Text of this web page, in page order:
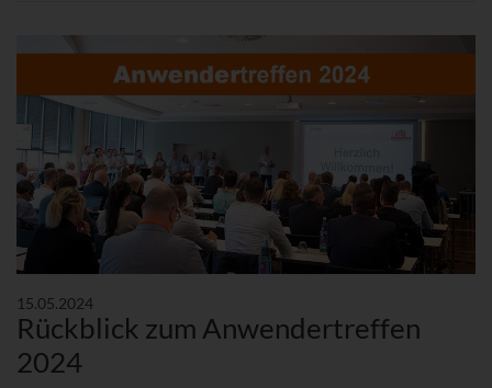
15.05.2024
Rückblick zum Anwendertreffen
2024